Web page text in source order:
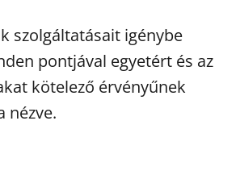
szolgáltatásait igénybe
pontjával egyetért és az
kötelező érvényűnek
nézve.